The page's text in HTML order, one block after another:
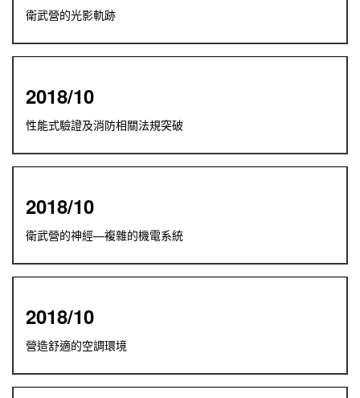
衛武營的光影軌跡
2018/10
性能式驗證及消防相關法規突破
2018/10
衛武營的神經—複雜的機電系統
2018/10
營造舒適的空調環境